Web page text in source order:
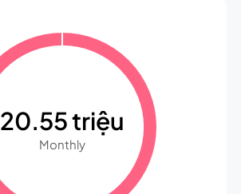
20.55 triệu
Monthly